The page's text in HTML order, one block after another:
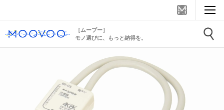
［ムーブー］
モノ選びに、もっと納得を。